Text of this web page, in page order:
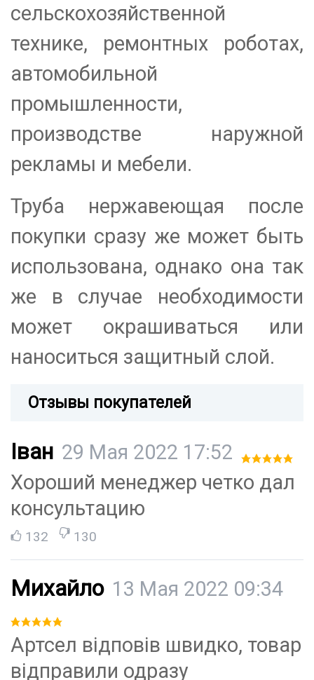
сельскохозяйственной
технике, ремонтных роботах,
автомобильной
промышленности,
производстве наружной
рекламы и мебели.
Труба нержавеющая после
покупки сразу же может быть
использована, однако она так
же в случае необходимости
может окрашиваться или
наноситься защитный слой.
Отзывы покупателей
Іван 29 Мая 2022 17:52
Хороший менеджер четко дал
консультацию
132 130
Михайло 13 Мая 2022 09:34
Артсел відповів швидко, товар
відправили одразу